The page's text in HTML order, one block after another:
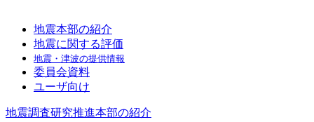
地震本部の紹介
地震に関する評価
地震・津波の提供情報
委員会資料
ユーザ向け
地震調査研究推進本部の紹介